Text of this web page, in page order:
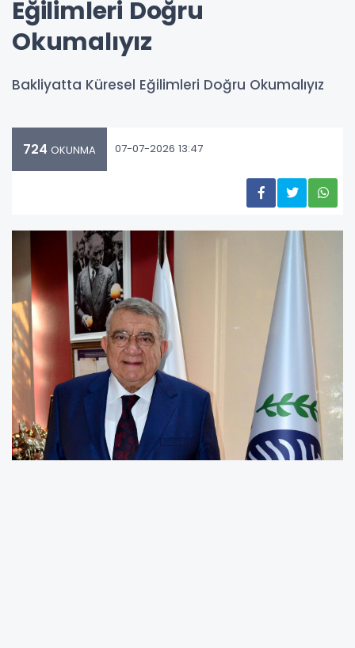
Eğilimleri Doğru
Okumalıyız
Bakliyatta Küresel Eğilimleri Doğru Okumalıyız
724 OKUNMA 07-07-2026 13:47